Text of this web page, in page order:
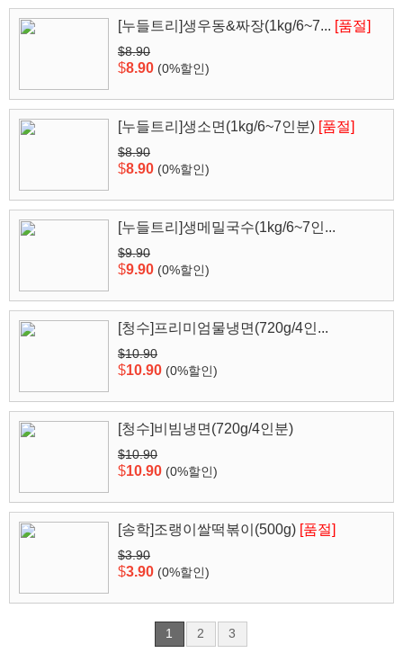
[누들트리]생우동&짜장(1kg/6~7... [품절]
$8.90
$8.90 (0%할인)
[누들트리]생소면(1kg/6~7인분) [품절]
$8.90
$8.90 (0%할인)
[누들트리]생메밀국수(1kg/6~7인...
$9.90
$9.90 (0%할인)
[청수]프리미엄물냉면(720g/4인...
$10.90
$10.90 (0%할인)
[청수]비빔냉면(720g/4인분)
$10.90
$10.90 (0%할인)
[송학]조랭이쌀떡볶이(500g) [품절]
$3.90
$3.90 (0%할인)
1 2 3